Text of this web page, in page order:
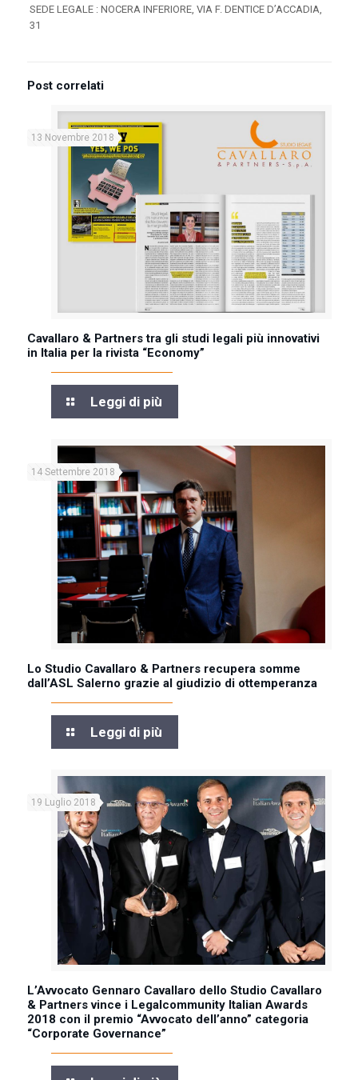
SEDE LEGALE : NOCERA INFERIORE, VIA F. DENTICE D’ACCADIA,
31
Post correlati
13 Novembre 2018
Cavallaro & Partners tra gli studi legali più innovativi
in Italia per la rivista “Economy”
Leggi di più
14 Settembre 2018
Lo Studio Cavallaro & Partners recupera somme
dall’ASL Salerno grazie al giudizio di ottemperanza
Leggi di più
19 Luglio 2018
L’Avvocato Gennaro Cavallaro dello Studio Cavallaro
& Partners vince i Legalcommunity Italian Awards
2018 con il premio “Avvocato dell’anno” categoria
“Corporate Governance”